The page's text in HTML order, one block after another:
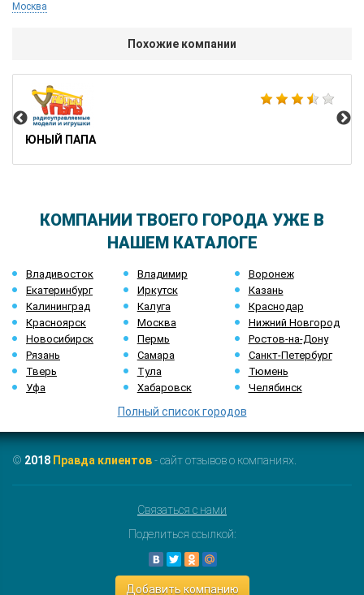
Москва
Похожие компании
ЮНЫЙ ПАПА
КОМПАНИИ ТВОЕГО ГОРОДА УЖЕ В
НАШЕМ КАТАЛОГЕ
Владивосток Владимир
Воронеж
Екатеринбург
Иркутск
Казань
Калининград
Калуга
Краснодар
Красноярск
Москва
Нижний Новгород
Новосибирск
Пермь
Ростов-на-Дону
Рязань
Самара
Санкт-Петербург
Тверь
Тула
Тюмень
Уфа
Хабаровск Челябинск
Полный список городов
© 2018 Правда клиентов- сайт отзывов о компаниях.
Связаться с нами
Поделиться ссылкой:
Добавить компанию